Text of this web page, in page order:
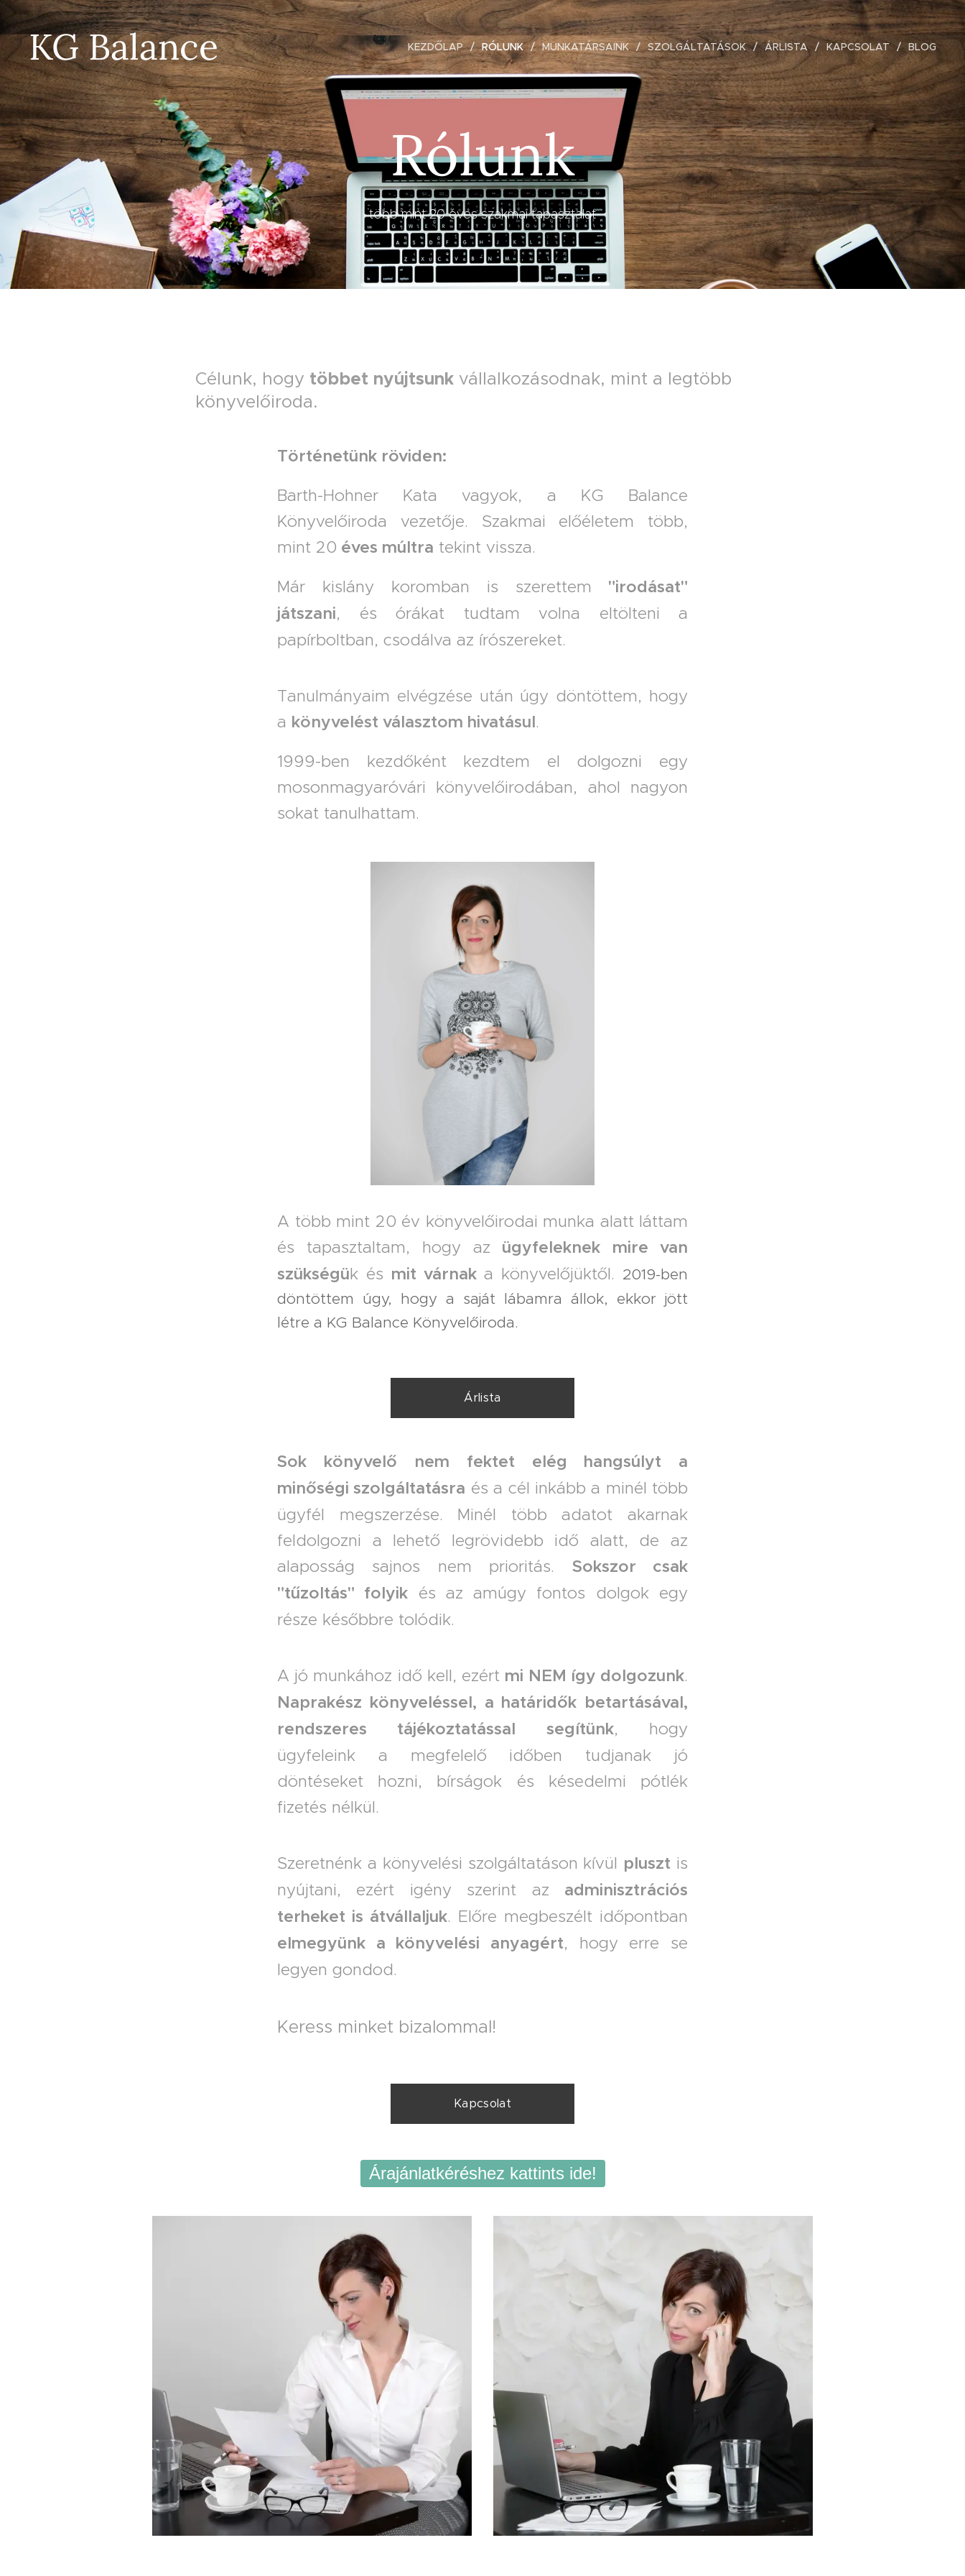
KG Balance KEZDŐLAP RÓLUNK MUNKATÁRSAINK SZOLGÁLTATÁSOK ÁRLISTA KAPCSOLAT BLOG
Rólunk
több mint 20 éves szakmai tapasztalat
Célunk, hogy többet nyújtsunk vállalkozásodnak, mint a legtöbb
könyvelőiroda.
Történetünk röviden:
Barth-Hohner Kata vagyok, a KG Balance
Könyvelőiroda vezetője. Szakmai előéletem több,
mint 20 éves múltra tekint vissza.
Már kislány koromban is szerettem "irodásat"
játszani, és órákat tudtam volna eltölteni a
papírboltban, csodálva az írószereket.
Tanulmányaim elvégzése után úgy döntöttem, hogy
a könyvelést választom hivatásul.
1999-ben kezdőként kezdtem el dolgozni egy
mosonmagyaróvári könyvelőirodában, ahol nagyon
sokat tanulhattam.
A több mint 20 év könyvelőirodai munka alatt láttam
és tapasztaltam, hogy az ügyfeleknek
mire van
szükségük és mit várnaka könyvelőjüktől. 2019-ben
döntöttem úgy, hogy a saját lábamra állok, ekkor jött
létre a KG Balance Könyvelőiroda.
Árlista
Sok könyvelő
nem fektet elég hangsúlyt a
minőségi szolgáltatásra és a cél inkább a minél több
ügyfél megszerzése. Minél több adatot akarnak
feldolgozni a lehető legrövidebb idő alatt, de az
alaposság sajnos nem prioritás. Sokszor csak
"tűzoltás" folyik és az amúgy fontos dolgok egy
része későbbre tolódik.
A jó munkához idő kell, ezért mi NEM így dolgozunk.
Naprakész könyveléssel, a határidők betartásával,
rendszeres tájékoztatással
segítünk, hogy
ügyfeleink a megfelelő időben tudjanak jó
döntéseket hozni, bírságok és késedelmi pótlék
fizetés nélkül.
Szeretnénk a könyvelési szolgáltatáson kívül pluszt is
nyújtani, ezért igény szerint az adminisztrációs
terheket is átvállaljuk. Előre megbeszélt időpontban
elmegyünk a könyvelési anyagért, hogy erre se
legyen gondod.
Keress minket bizalommal!
Kapcsolat
Árajánlatkéréshez kattints ide!